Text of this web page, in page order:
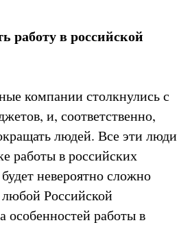
работу в российской
компании столкнулись с
и, соответственно,
людей. Все эти люди
работы в российских
невероятно сложно
любой Российской
особенностей работы в